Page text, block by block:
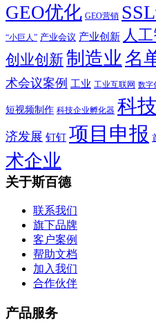
GEO优化 GEO营销
“小巨人” 产业会议 产业创新 人
创业创新制造业 名
术会议案例 工业 工业互联网 数字
短视频制作 科技企业孵化器 科
济发展 钉钉 项目申报
术企业
关于斯百德
联系我们
旗下品牌
客户案例
帮助文档
加入我们
合作伙伴
产品服务